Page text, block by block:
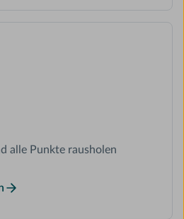
alle Punkte rausholen